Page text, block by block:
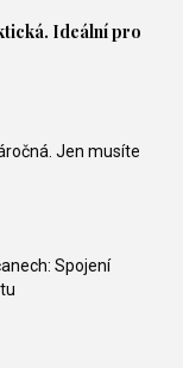
Ideální pro
Jen musíte
Spojení